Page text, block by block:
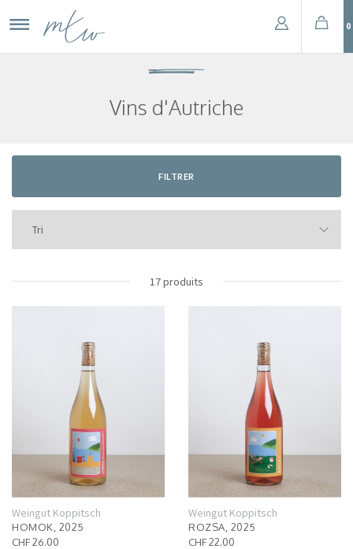
0
Vins d'Autriche
FILTRER
17 produits
Weingut Koppitsch
HOMOK, 2025
CHF 26.00
Weingut Koppitsch
ROZSA, 2025
CHF 22.00